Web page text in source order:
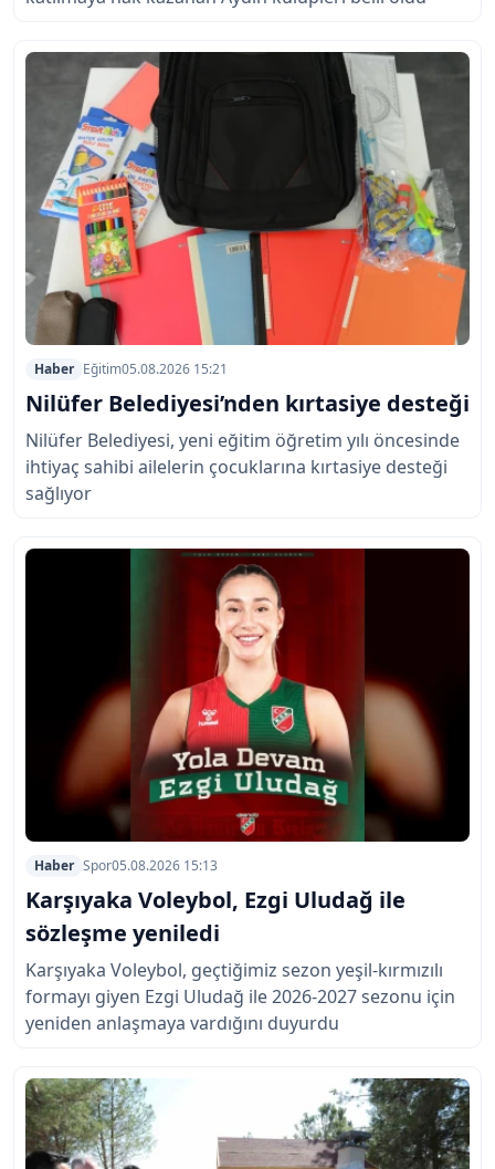
Haber Eğitim05.08.2026 15:21
Nilüfer Belediyesi’nden kırtasiye desteği
Nilüfer Belediyesi, yeni eğitim öğretim yılı öncesinde
ihtiyaç sahibi ailelerin çocuklarına kırtasiye desteği
sağlıyor
Haber Spor05.08.2026 15:13
Karşıyaka Voleybol, Ezgi Uludağ ile
sözleşme yeniledi
Karşıyaka Voleybol, geçtiğimiz sezon yeşil-kırmızılı
formayı giyen Ezgi Uludağ ile 2026-2027 sezonu için
yeniden anlaşmaya vardığını duyurdu